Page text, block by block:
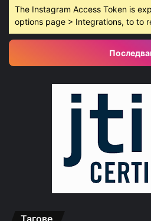
The Instagram Access Token is
options page > Integrations, to to